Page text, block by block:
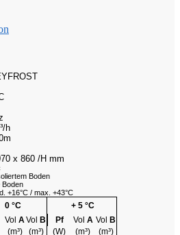
h
x 860 /H mm
Boden
Boden
+16°C / max. +43°C
0 °C
+ 5 °C
Vol AVol B Pf Vol A Vol B
(m³) (m³) (W) (m³)
(m³)